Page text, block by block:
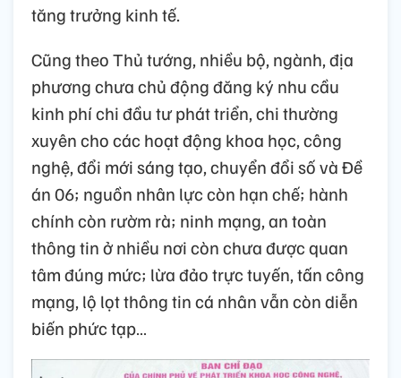
tăng trưởng kinh tế.
Cũng theo Thủ tướng, nhiều bộ, ngành, địa
phương chưa chủ động đăng ký nhu cầu
kinh phí chi đầu tư phát triển, chi thường
xuyên cho các hoạt động khoa học, công
nghệ, đổi mới sáng tạo, chuyển đổi số và Đề
án 06; nguồn nhân lực còn hạn chế; hành
chính còn rườm rà; ninh mạng, an toàn
thông tin ở nhiều nơi còn chưa được quan
tâm đúng mức; lừa đảo trực tuyến, tấn công
mạng, lộ lọt thông tin cá nhân vẫn còn diễn
biến phức tạp…